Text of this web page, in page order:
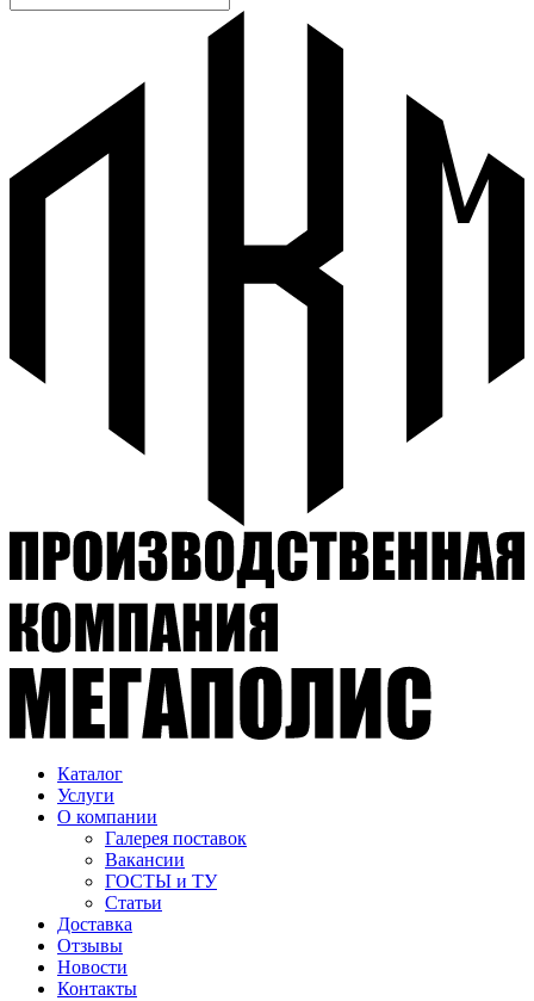
Каталог
Услуги
О компании
Галерея поставок
Вакансии
ГОСТЫ и ТУ
Статьи
Доставка
Отзывы
Новости
Контакты